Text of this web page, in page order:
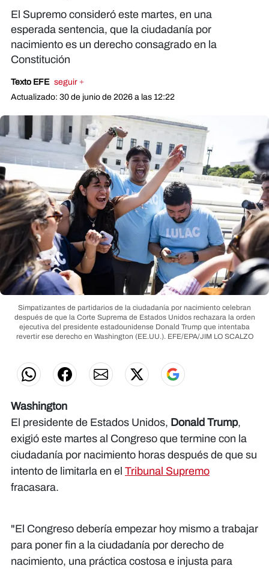
El Supremo consideró este martes, en una
esperada sentencia, que la ciudadanía por
nacimiento es un derecho consagrado en la
Constitución
Texto EFE seguir +
Actualizado: 30 de junio de 2026 a las 12:22
Simpatizantes de partidarios de la ciudadanía por nacimiento celebran
después de que la Corte Suprema de Estados Unidos rechazara la orden
ejecutiva del presidente estadounidense Donald Trump que intentaba
revertir ese derecho en Washington (EE.UU.). EFE/EPA/JIM LO SCALZO
Washington
El presidente de Estados Unidos, Donald Trump,
exigió este martes al Congreso que termine con la
ciudadanía por nacimiento horas después de que su
intento de limitarla en el Tribunal Supremo
fracasara.
"El Congreso debería empezar hoy mismo a trabajar
para poner fin a la ciudadanía por derecho de
nacimiento, una práctica costosa e injusta para